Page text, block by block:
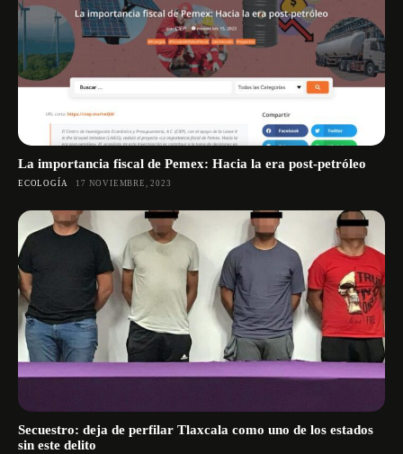
La importancia fiscal de Pemex: Hacia la era post-petróleo
ECOLOGÍA 17 NOVIEMBRE, 2023
Secuestro: deja de perfilar Tlaxcala como uno de los estados
sin este delito